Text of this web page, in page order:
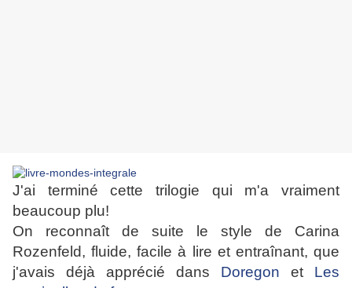
J'ai terminé cette trilogie qui m'a vraiment
beaucoup plu!
On reconnaît de suite le style de Carina
Rozenfeld, fluide, facile à lire et entraînant, que
j'avais déjà apprécié dans Doregon et Les